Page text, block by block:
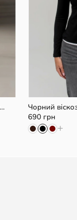
Чорний
гудзиками
690 грн
+